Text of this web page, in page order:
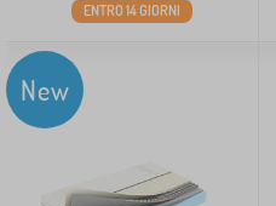
ENTRO 14 GIORNI
New